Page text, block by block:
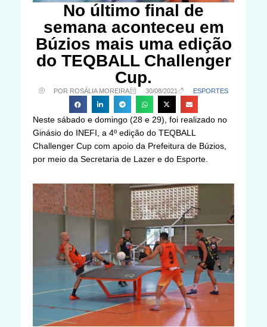
No último final de
semana aconteceu em
Búzios mais uma edição
do TEQBALL Challenger
Cup.
POR ROSÁLIA MOREIRA 30/08/2021 ESPORTES
Neste sábado e domingo (28 e 29), foi realizado no
Ginásio do INEFI, a 4º edição do TEQBALL
Challenger Cup com apoio da Prefeitura de Búzios,
por meio da Secretaria de Lazer e do Esporte.